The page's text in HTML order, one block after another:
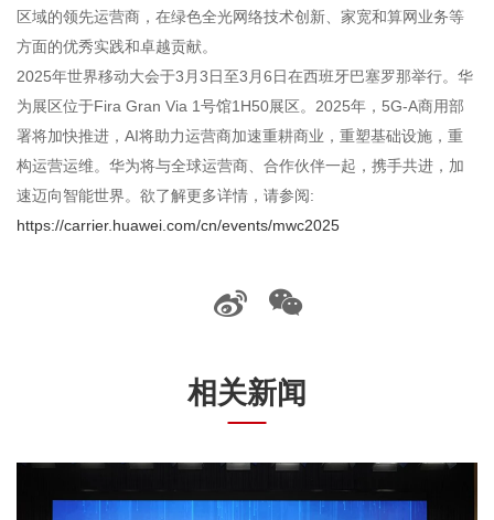
区域的领先运营商，在绿色全光网络技术创新、家宽和算网业务等
方面的优秀实践和卓越贡献。
2025年世界移动大会于3月3日至3月6日在西班牙巴塞罗那举行。华
为展区位于Fira Gran Via 1号馆1H50展区。2025年，5G-A商用部
署将加快推进，AI将助力运营商加速重耕商业，重塑基础设施，重
构运营运维。华为将与全球运营商、合作伙伴一起，携手共进，加
速迈向智能世界。欲了解更多详情，请参阅:
https://carrier.huawei.com/cn/events/mwc2025
相关新闻